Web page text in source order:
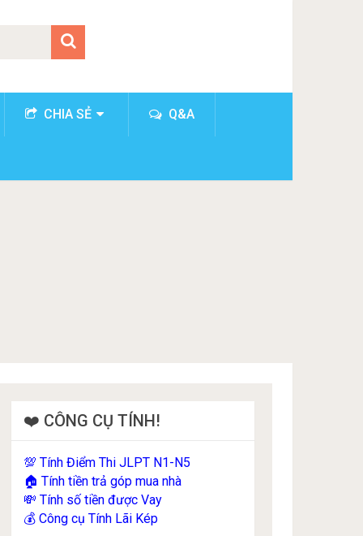
CHIA SẺ Q&A
❤️ CÔNG CỤ TÍNH!
💯Tính Điểm Thi JLPT N1-N5
🏠Tính tiền trả góp mua nhà
💸Tính số tiền được Vay
💰Công cụ Tính Lãi Kép